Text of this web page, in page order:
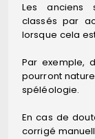
Les anciens
classés par
lorsque cela
Par exemple,
pourront
spéléologie.
En cas de
corrigé